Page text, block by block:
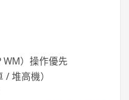
WM）操作優先
堆高機）